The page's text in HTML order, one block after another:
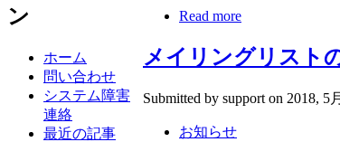
ン
ホーム
問い合わせ
システム障害
連絡
最近の記事
Read more
メイリングリスト
Submitted by support on 2018, 5
お知らせ